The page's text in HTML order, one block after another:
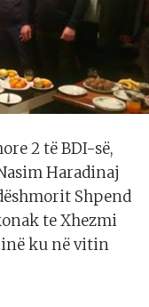
2 të BDI-së,
Haradinaj
Shpend
te Xhezmi
ku në vitin